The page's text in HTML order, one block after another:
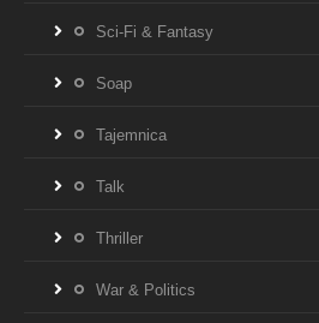
Sci-Fi & Fantasy
Soap
Tajemnica
Talk
Thriller
War & Politics